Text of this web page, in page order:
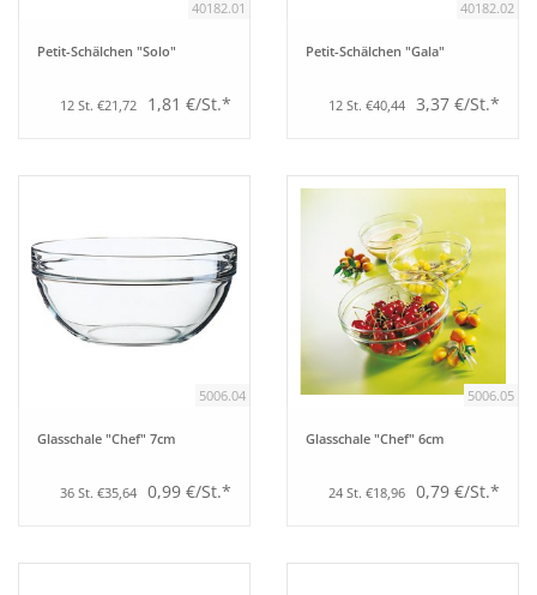
40182.01
Petit-Schälchen "Solo"
12 St. €21,72 1,81 €/St.*
40182.02
Petit-Schälchen "Gala"
12 St. €40,44 3,37 €/St.*
5006.04
Glasschale "Chef" 7cm
36 St. €35,64 0,99 €/St.*
5006.05
Glasschale "Chef" 6cm
24 St. €18,96 0,79 €/St.*